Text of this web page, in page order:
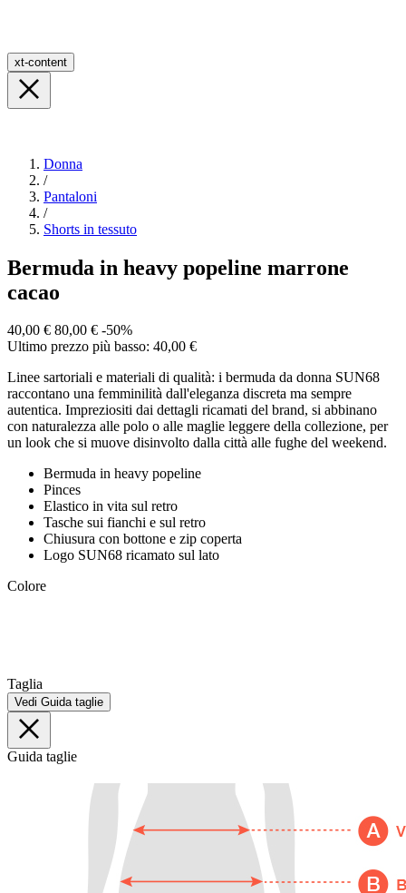
xt-content
Donna
/
Pantaloni
/
Shorts in tessuto
Bermuda in heavy popeline marrone
cacao
40,00 € 80,00 € -50%
Ultimo prezzo più basso: 40,00 €
Linee sartoriali e materiali di qualità: i bermuda da donna SUN68
raccontano una femminilità dall'eleganza discreta ma sempre
autentica. Impreziositi dai dettagli ricamati del brand, si abbinano
con naturalezza alle polo o alle maglie leggere della collezione, per
un look che si muove disinvolto dalla città alle fughe del weekend.
Bermuda in heavy popeline
Pinces
Elastico in vita sul retro
Tasche sui fianchi e sul retro
Chiusura con bottone e zip coperta
Logo SUN68 ricamato sul lato
Colore
Taglia
Vedi Guida taglie
Guida taglie